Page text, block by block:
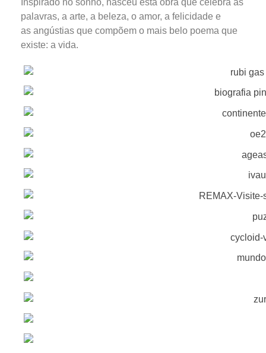
palavras, a arte, a beleza, o amor, a felicidade e
as angústias que compõem o mais belo poema que
existe: a vida.